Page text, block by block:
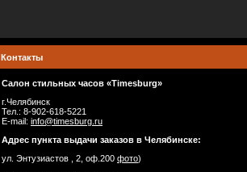
Контакты
Салон стильных часов «Timesburg»
г.Челябинск
Тел.: 8-902-618-5221
E-mail: info@timesburg.ru
Адрес пункта выдачи заказов в Челябинске:
ул. Энтузиастов , 2, оф.200 фото)